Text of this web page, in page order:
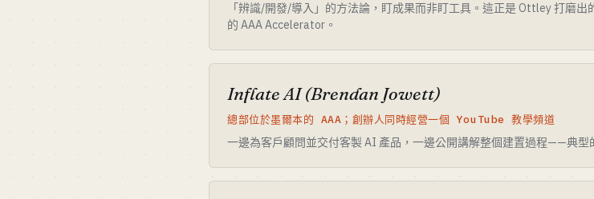
「辨識/開發/導入」的方法論，盯成果而非盯工具。這正是 Ottley 打磨
的 AAA Accelerator。
Inflate AI (Brendan Jowett)
總部位於墨爾本的 AAA；創辦人同時經營一個 YouTube 教學頻道
一邊為客戶顧問並交付客製 AI 產品，一邊公開講解整個建置過程——典型